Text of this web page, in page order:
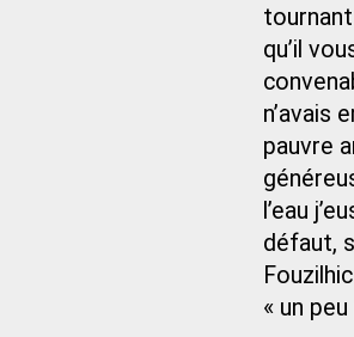
qu’il
n’avais
pauvre
l’eau
défaut,
« un